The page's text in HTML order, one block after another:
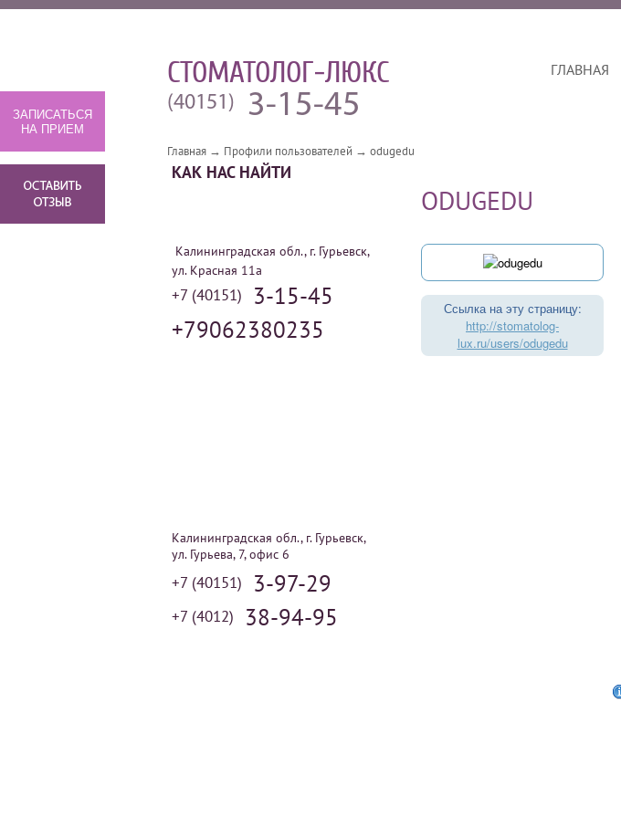
СТОМАТОЛОГ-ЛЮКС
(40151) 3-15-45
ГЛАВНАЯ
Главная → Профили пользователей → odugedu
ODUGEDU
Ссылка на эту страницу:
http://stomatolog-
lux.ru/users/odugedu
КАК НАС НАЙТИ
Калининградская обл., г. Гурьевск,
ул. Красная 11а
+7 (40151)
3-15-45
+79062380235
Калининградская обл., г. Гурьевск,
ул. Гурьева, 7, офис 6
+7 (40151) 3-97-29
+7 (4012) 38-94-95
ЗАПИСАТЬСЯ
НА ПРИЕМ